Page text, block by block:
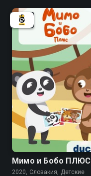
Мимо и Бобо ПЛЮС
2020, Словакия, Детские